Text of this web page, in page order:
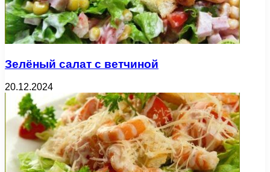
Зелёный салат с ветчиной
20.12.2024